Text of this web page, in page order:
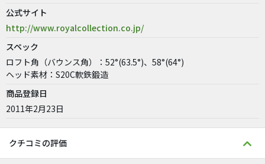
公式サイト
http://www.royalcollection.co.jp/
スペック
ロフト角（バウンス角）：52°(63.5°)、58°(64°)
ヘッド素材：S20C軟鉄鍛造
商品登録日
2011年2月23日
クチコミの評価